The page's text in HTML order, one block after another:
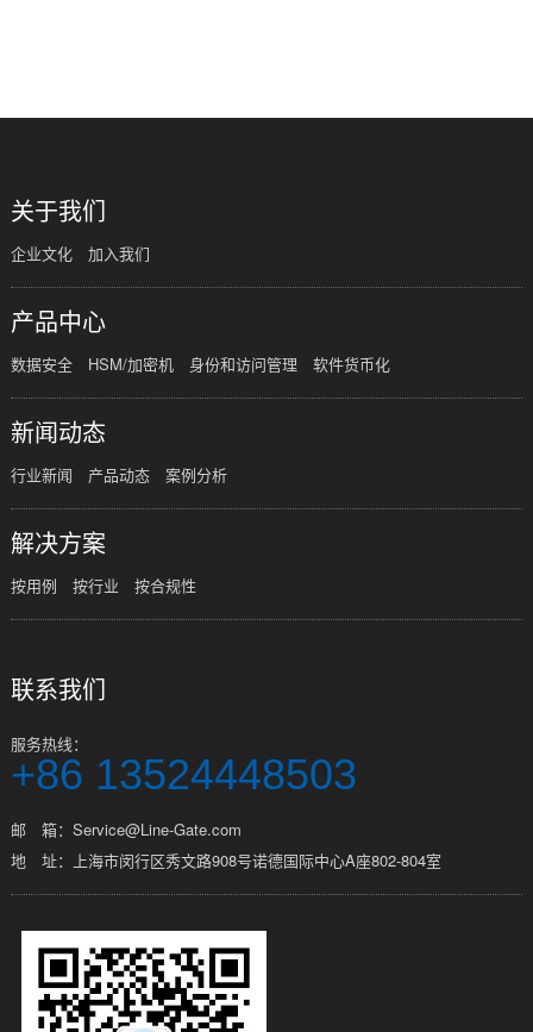
关于我们
企业文化 加入我们
产品中心
数据安全 HSM/加密机 身份和访问管理 软件货币化
新闻动态
行业新闻 产品动态 案例分析
解决方案
按用例 按行业 按合规性
联系我们
服务热线：
+86 13524448503
邮 箱：Service@Line-Gate.com
地 址：上海市闵行区秀文路908号诺德国际中心A座802-804室